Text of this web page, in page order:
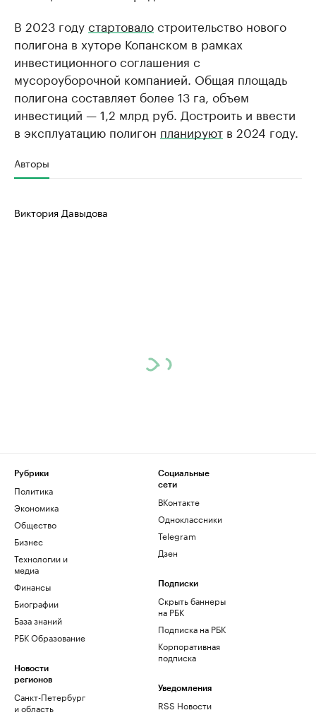
В 2023 годустартовалостроительство нового
полигона в хуторе Копанском в рамках
инвестиционного соглашения с
мусороуборочной компанией. Общая площадь
полигона составляет более 13 га, объем
инвестиций — 1,2 млрд руб. Достроить и ввести
в эксплуатацию полигон планируют в 2024 году.
Авторы
Виктория Давыдова
Рубрики
Политика
Экономика
Общество
Бизнес
Технологии и
медиа
Финансы
Биографии
База знаний
РБК Образование
Новости
регионов
Санкт-Петербург
и область
Социальные
сети
ВКонтакте
Одноклассники
Telegram
Дзен
Подписки
Скрыть баннеры
на РБК
Подписка на РБК
Корпоративная
подписка
Уведомления
RSS Новости